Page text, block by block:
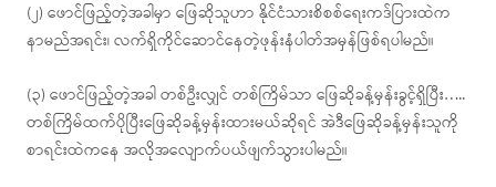
(၂) ဖောင်ဖြည့်တဲ့အခါမှာ ဖြေဆိုသူဟာ နိုင်ငံသားစိစစ်ရေးကဒ်ပြားထဲက
နာမည်အရင်း၊ လက်ရှိကိုင်ဆောင်နေတဲ့ဖုန်းနံပါတ်အမှန်ဖြစ်ရပါမည်။
(၃) ဖောင်ဖြည့်တဲ့အခါ တစ်ဦးလျှင် တစ်ကြိမ်သာ ဖြေဆိုခန့်မှန်းခွင့်ရှိပြီး…..
တစ်ကြိမ်ထက်ပိုပြီးဖြေဆိုခန့်မှန်းထားမယ်ဆိုရင် အဲဒီဖြေဆိုခန့်မှန်းသူကို
စာရင်းထဲကနေ အလိုအလျောက်ပယ်ဖျက်သွားပါမည်။